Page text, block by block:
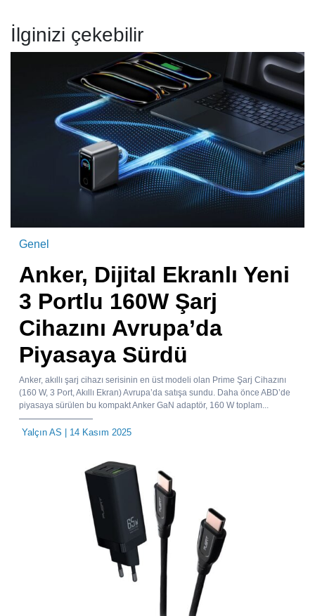
İlginizi çekebilir
Genel
Anker, Dijital Ekranlı Yeni
3 Portlu 160W Şarj
Cihazını Avrupa’da
Piyasaya Sürdü
Anker, akıllı şarj cihazı serisinin en üst modeli olan Prime Şarj Cihazını
(160 W, 3 Port, Akıllı Ekran) Avrupa’da satışa sundu. Daha önce ABD’de
piyasaya sürülen bu kompakt Anker GaN adaptör, 160 W toplam...
Yalçın AS | 14 Kasım 2025